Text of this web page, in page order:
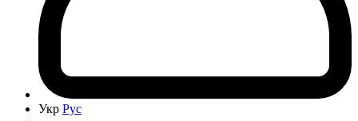
Укр Рус